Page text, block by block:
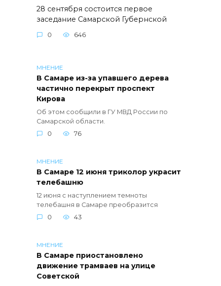
28 сентября состоится первое
заседание Самарской Губернской
0 646
МНЕНИЕ
В Самаре из-за упавшего дерева
частично перекрыт проспект
Кирова
Об этом сообщили в ГУ МВД России по
Самарской области.
0
76
МНЕНИЕ
В Самаре 12 июня триколор украсит
телебашню
12 июня с наступлением темноты
телебашня в Самаре преобразится
0
43
МНЕНИЕ
В Самаре приостановлено
движение трамваев на улице
Советской